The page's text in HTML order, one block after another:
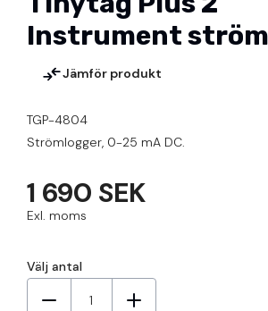
Instrument ström
Jämför produkt
TGP-4804
Strömlogger, 0-25 mA DC.
1 690 SEK
Exl. moms
Välj antal
1